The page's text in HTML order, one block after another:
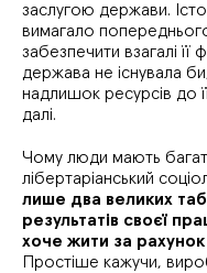
заслугою держави.
вимагало
забезпечити взагалі
держава не існувала
надлишок ресурсів до
далі.
Чому люди мають
лібертаріанський
лише два великих
результатів своєї
хоче жити за
Простіше кажучи,